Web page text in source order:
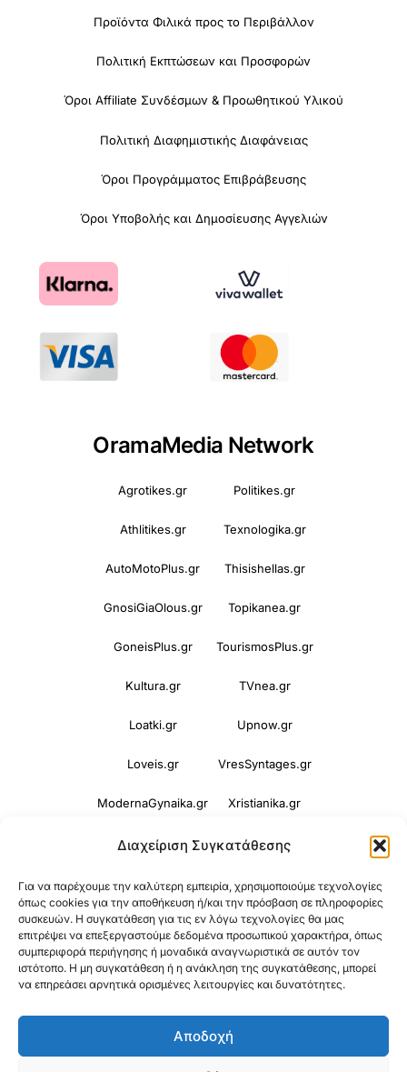
Διαχείριση Συγκατάθεσης
Για να παρέχουμε την καλύτερη εμπειρία, χρησιμοποιούμε τεχνολογίες
όπως cookies για την αποθήκευση ή/και την πρόσβαση σε πληροφορίες
συσκευών. Η συγκατάθεση για τις εν λόγω τεχνολογίες θα μας
επιτρέψει να επεξεργαστούμε δεδομένα προσωπικού χαρακτήρα, όπως
συμπεριφορά περιήγησης ή μοναδικά αναγνωριστικά σε αυτόν τον
ιστότοπο. Η μη συγκατάθεση ή η ανάκληση της συγκατάθεσης, μπορεί
να επηρεάσει αρνητικά ορισμένες λειτουργίες και δυνατότητες.
Αποδοχή
Προϊόντα Φιλικά προς το Περιβάλλον
Πολιτική Εκπτώσεων και Προσφορών
Όροι Affiliate Συνδέσμων & Προωθητικού Υλικού
Πολιτική Διαφημιστικής Διαφάνειας
Όροι Προγράμματος Επιβράβευσης
Όροι Υποβολής και Δημοσίευσης Αγγελιών
OramaMedia Network
Agrotikes.gr Politikes.gr
Athlitikes.gr Texnologika.gr
AutoMotoPlus.gr Thisishellas.gr
GnosiGiaOlous.gr Topikanea.gr
GoneisPlus.gr TourismosPlus.gr
Kultura.gr TVnea.gr
Loatki.gr Upnow.gr
Loveis.gr VresSyntages.gr
ModernaGynaika.gr Xristianika.gr
OikonomiaPlus.gr ZoumeKalytera.gr
Oikotropia.gr ZoumeSpiti.gr
Perepet.gr
© 2026Orama Group (Orama Group Μ.Ι.Κ.Ε.) |
Α.Φ.Μ. 801086294 – Δ.Ο.Υ. ΚΕΦΟΔΕ Αττικής |
Γ.Ε.ΜΗ 148748903000 | Έδρα: Αθήνα, Ελλάδα |